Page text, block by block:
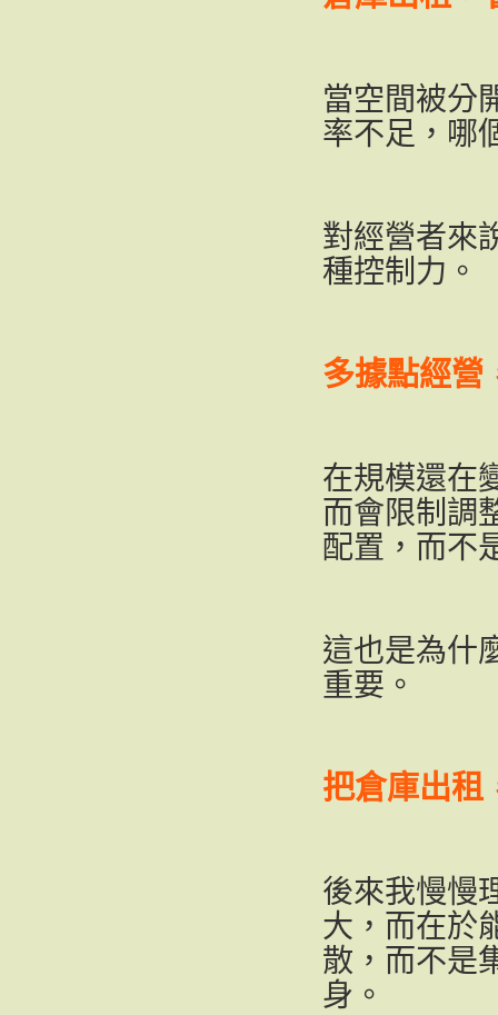
當空間被分
率不足，哪
對經營者來
種控制力。
多據點經營
在規模還在
而會限制調
配置，而不
這也是為什
重要。
把倉庫出租
後來我慢慢
大，而在於
散，而不是
身。